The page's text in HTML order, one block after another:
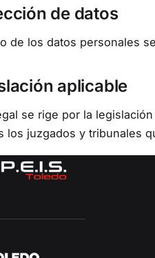
de datos
de los datos personales
aplicable
se rige por la
los juzgados y tribunales